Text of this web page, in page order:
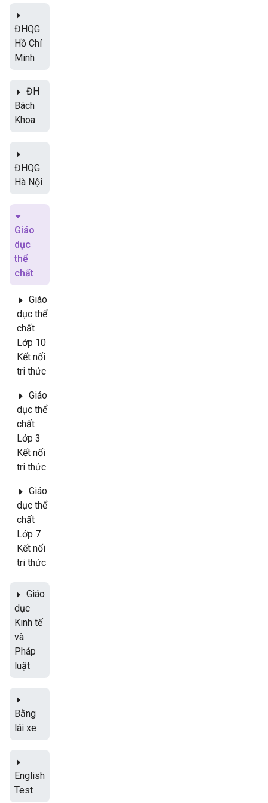
ĐHQG
Hồ Chí
Minh
ĐH
Bách
Khoa
ĐHQG
Hà Nội
Giáo
dục
thể
chất
Giáo
dục thể
chất
Lớp 10
Kết nối
tri thức
Giáo
dục thể
chất
Lớp 3
Kết nối
tri thức
Giáo
dục thể
chất
Lớp 7
Kết nối
tri thức
Giáo
dục
Kinh tế
và
Pháp
luật
Bằng
lái xe
English
Test